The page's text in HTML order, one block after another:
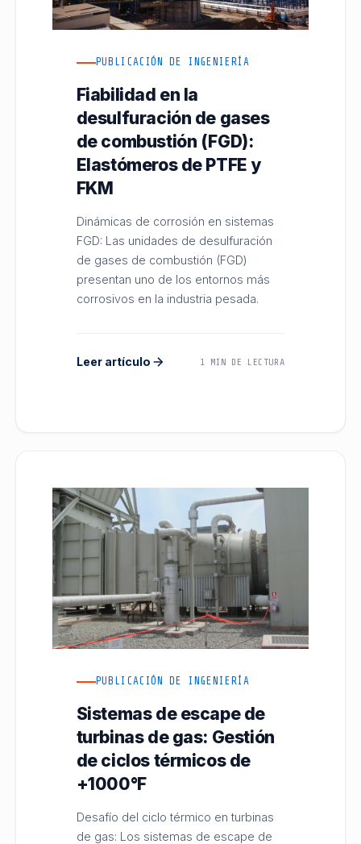
PUBLICACIÓN DE INGENIERÍA
Fiabilidad en la
desulfuración de gases
de combustión (FGD):
Elastómeros de PTFE y
FKM
Dinámicas de corrosión en sistemas
FGD: Las unidades de desulfuración
de gases de combustión (FGD)
presentan uno de los entornos más
corrosivos en la industria pesada.
Leer artículo 1 MIN DE LECTURA
PUBLICACIÓN DE INGENIERÍA
Sistemas de escape de
turbinas de gas: Gestión
de ciclos térmicos de
+1000°F
Desafío del ciclo térmico en turbinas
de gas: Los sistemas de escape de